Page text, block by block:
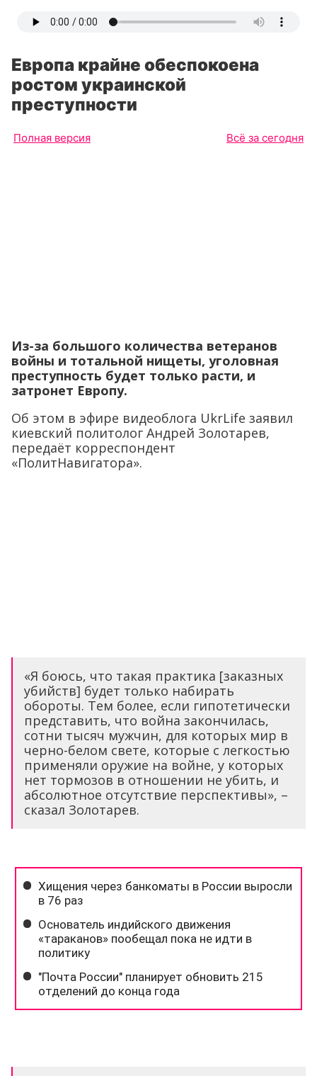
Европа крайне обеспокоена
ростом украинской
преступности
Полная версия Всё за сегодня
Из-за большого количества ветеранов
войны и тотальной нищеты, уголовная
преступность будет только расти, и
затронет Европу.
Об этом в эфире видеоблога UkrLife заявил
киевский политолог Андрей Золотарев,
передаёт корреспондент
«ПолитНавигатора».
«Я боюсь, что такая практика [заказных
убийств] будет только набирать
обороты. Тем более, если гипотетически
представить, что война закончилась,
сотни тысяч мужчин, для которых мир в
черно-белом свете, которые с легкостью
применяли оружие на войне, у которых
нет тормозов в отношении не убить, и
абсолютное отсутствие перспективы», –
сказал Золотарев.